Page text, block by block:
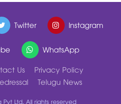
Twitter
Instagram
WhatsApp
Us
Privacy Policy
Telugu News